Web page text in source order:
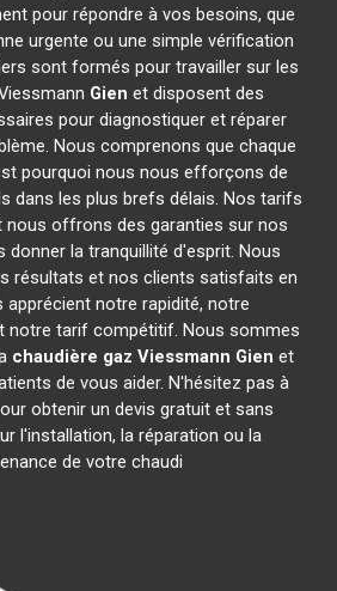
pour répondre à vos besoins, que
urgente ou une simple vérification
sont formés pour travailler sur les
Gien et disposent des
pour diagnostiquer et réparer
Nous comprenons que chaque
pourquoi nous nous efforçons de
dans les plus brefs délais. Nos tarifs
offrons des garanties sur nos
donner la tranquillité d'esprit. Nous
résultats et nos clients satisfaits en
apprécient notre rapidité, notre
notre tarif compétitif. Nous sommes
chaudière gaz Viessmann Gien et
de vous aider. N'hésitez pas à
obtenir un devis gratuit et sans
l'installation, la réparation ou la
de votre chaudi